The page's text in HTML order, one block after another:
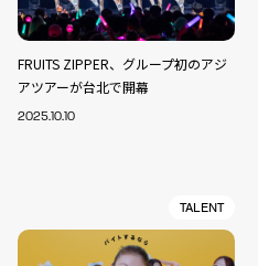
FRUITS ZIPPER、グループ初のアジ
アツアーが台北で開幕
2025.10.10
TALENT